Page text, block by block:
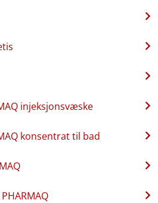
injeksjonsvæske
konsentrat til bad